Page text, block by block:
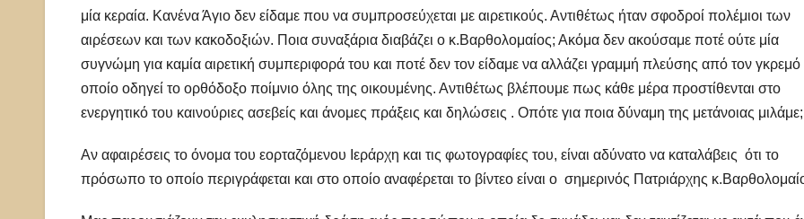
μία κεραία. Κανένα Άγιο δεν είδαμε που να συμπροσεύχεται με αιρετικούς. Αντιθέτως ήταν σφοδροί πολέμιοι των
αιρέσεων και των κακοδοξιών. Ποια συναξάρια διαβάζει ο κ.Βαρθολομαίος; Ακόμα δεν ακούσαμε ποτέ ούτε μία
συγνώμη για καμία αιρετική συμπεριφορά του και ποτέ δεν τον είδαμε να αλλάζει γραμμή πλεύσης από τον γκρεμό
οποίο οδηγεί το ορθόδοξο ποίμνιο όλης της οικουμένης. Αντιθέτως βλέπουμε πως κάθε μέρα προστίθενται στο
ενεργητικό του καινούριες ασεβείς και άνομες πράξεις και δηλώσεις . Οπότε για ποια δύναμη της μετάνοιας μιλάμε;
Αν αφαιρέσεις το όνομα του εορταζόμενου Ιεράρχη και τις φωτογραφίες του, είναι αδύνατο να καταλάβεις ότι το
πρόσωπο το οποίο περιγράφεται και στο οποίο αναφέρεται το βίντεο είναι ο σημερινός Πατριάρχης